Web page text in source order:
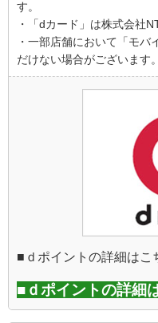
す。
・「dカード」は株式会社
・一部店舗において「モ
だけない場合がございます。
■ｄポイントの詳細は
■ｄポイントの詳細は